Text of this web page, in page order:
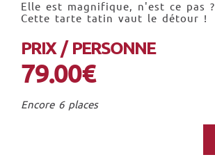
Elle est magnifique, n'est ce pas ?
Cette tarte tatin vaut le détour !
PRIX / PERSONNE
79.00€
Encore 6 places